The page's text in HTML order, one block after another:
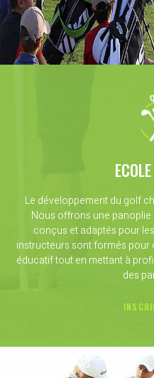
Le développement du golf
Nous offrons une
conçus et adaptés pour
instructeurs sont formés
éducatif tout en mettant à
des